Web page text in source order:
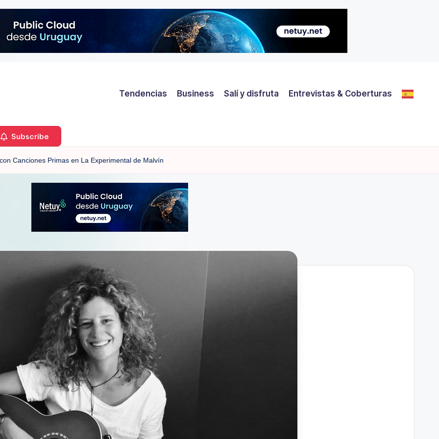
Tendencias Business Salí y disfruta Entrevistas & Coberturas
Subscribe
Canciones Primas en La Experimental de Malvín